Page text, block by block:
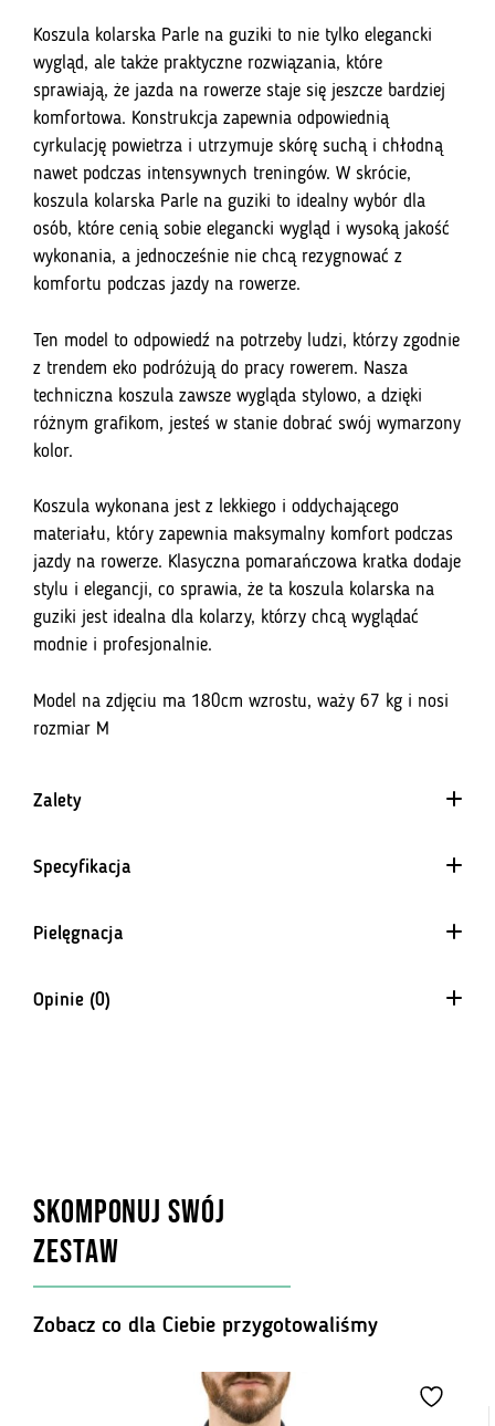
Koszula kolarska Parle na guziki to nie tylko elegancki
wygląd, ale także praktyczne rozwiązania, które
sprawiają, że jazda na rowerze staje się jeszcze bardziej
komfortowa. Konstrukcja zapewnia odpowiednią
cyrkulację powietrza i utrzymuje skórę suchą i chłodną
nawet podczas intensywnych treningów. W skrócie,
koszula kolarska Parle na guziki to idealny wybór dla
osób, które cenią sobie elegancki wygląd i wysoką jakość
wykonania, a jednocześnie nie chcą rezygnować z
komfortu podczas jazdy na rowerze.
Ten model to odpowiedź na potrzeby ludzi, którzy zgodnie
z trendem eko podróżują do pracy rowerem. Nasza
techniczna koszula zawsze wygląda stylowo, a dzięki
różnym grafikom, jesteś w stanie dobrać swój wymarzony
kolor.
Koszula wykonana jest z lekkiego i oddychającego
materiału, który zapewnia maksymalny komfort podczas
jazdy na rowerze. Klasyczna pomarańczowa kratka dodaje
stylu i elegancji, co sprawia, że ta koszula kolarska na
guziki jest idealna dla kolarzy, którzy chcą wyglądać
modnie i profesjonalnie.
Model na zdjęciu ma 180cm wzrostu, waży 67 kg i nosi
rozmiar M
Zalety
Specyfikacja
Pielęgnacja
Opinie (0)
SKOMPONUJ SWÓJ
ZESTAW
Zobacz co dla Ciebie przygotowaliśmy